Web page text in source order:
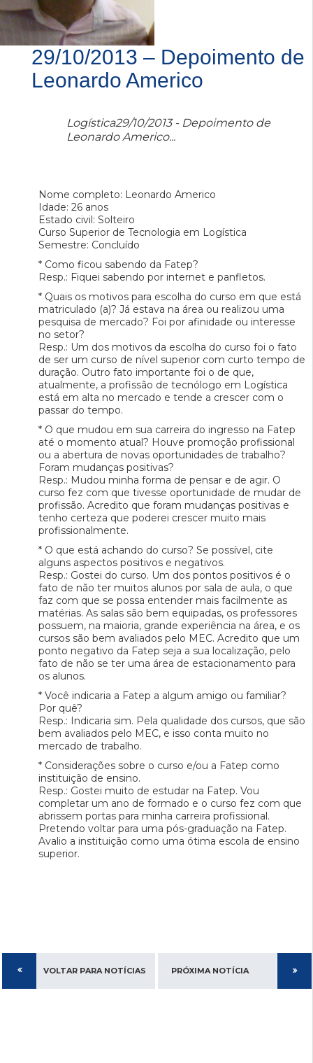
29/10/2013 – Depoimento de
Leonardo Americo
Logística29/10/2013 - Depoimento de
Leonardo Americo...
Nome completo: Leonardo Americo
Idade: 26 anos
Estado civil: Solteiro
Curso Superior de Tecnologia em Logística
Semestre: Concluído
* Como ficou sabendo da Fatep?
Resp.: Fiquei sabendo por internet e panfletos.
* Quais os motivos para escolha do curso em que está
matriculado (a)? Já estava na área ou realizou uma
pesquisa de mercado? Foi por afinidade ou interesse
no setor?
Resp.: Um dos motivos da escolha do curso foi o fato
de ser um curso de nível superior com curto tempo de
duração. Outro fato importante foi o de que,
atualmente, a profissão de tecnólogo em Logística
está em alta no mercado e tende a crescer com o
passar do tempo.
* O que mudou em sua carreira do ingresso na Fatep
até o momento atual? Houve promoção profissional
ou a abertura de novas oportunidades de trabalho?
Foram mudanças positivas?
Resp.: Mudou minha forma de pensar e de agir. O
curso fez com que tivesse oportunidade de mudar de
profissão. Acredito que foram mudanças positivas e
tenho certeza que poderei crescer muito mais
profissionalmente.
* O que está achando do curso? Se possível, cite
alguns aspectos positivos e negativos.
Resp.: Gostei do curso. Um dos pontos positivos é o
fato de não ter muitos alunos por sala de aula, o que
faz com que se possa entender mais facilmente as
matérias. As salas são bem equipadas, os professores
possuem, na maioria, grande experiência na área, e os
cursos são bem avaliados pelo MEC. Acredito que um
ponto negativo da Fatep seja a sua localização, pelo
fato de não se ter uma área de estacionamento para
os alunos.
* Você indicaria a Fatep a algum amigo ou familiar?
Por quê?
Resp.: Indicaria sim. Pela qualidade dos cursos, que são
bem avaliados pelo MEC, e isso conta muito no
mercado de trabalho.
* Considerações sobre o curso e/ou a Fatep como
instituição de ensino.
Resp.: Gostei muito de estudar na Fatep. Vou
completar um ano de formado e o curso fez com que
abrissem portas para minha carreira profissional.
Pretendo voltar para uma pós-graduação na Fatep.
Avalio a instituição como uma ótima escola de ensino
superior.
VOLTAR PARA NOTÍCIAS PRÓXIMA NOTÍCIA